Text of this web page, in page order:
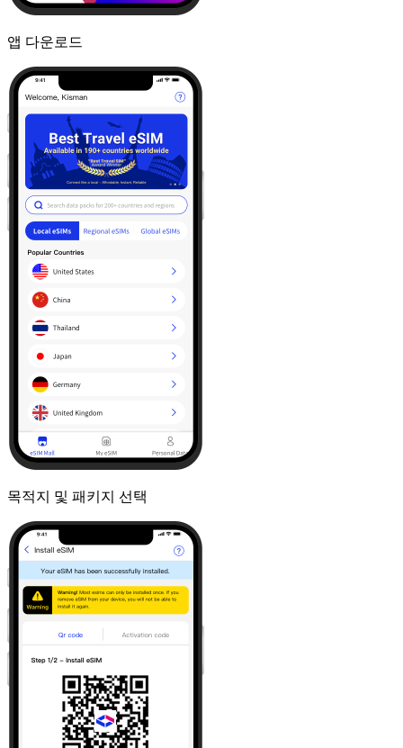
앱 다운로드
목적지 및 패키지 선택